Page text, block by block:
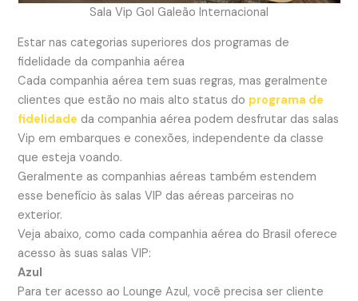
Sala Vip Gol Galeão Internacional
Estar nas categorias superiores dos programas de
fidelidade da companhia aérea
Cada companhia aérea tem suas regras, mas geralmente
clientes que estão no mais alto status do programa de
fidelidade da companhia aérea podem desfrutar das salas
Vip em embarques e conexões, independente da classe
que esteja voando.
Geralmente as companhias aéreas também estendem
esse benefício às salas VIP das aéreas parceiras no
exterior.
Veja abaixo, como cada companhia aérea do Brasil oferece
acesso às suas salas VIP:
Azul
Para ter acesso ao Lounge Azul, você precisa ser cliente